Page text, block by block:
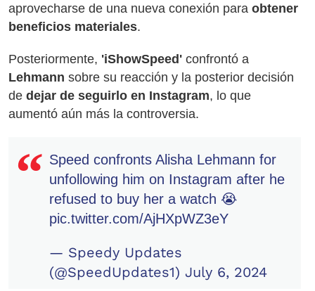
aprovecharse de una nueva conexión para obtener
beneficios materiales.
Posteriormente, 'iShowSpeed' confrontó a
Lehmann sobre su reacción y la posterior decisión
de dejar de seguirlo en Instagram, lo que
aumentó aún más la controversia.
Speed confronts Alisha Lehmann for
unfollowing him on Instagram after he
refused to buy her a watch 😭
pic.twitter.com/AjHXpWZ3eY
— Speedy Updates
(@SpeedUpdates1) July 6, 2024